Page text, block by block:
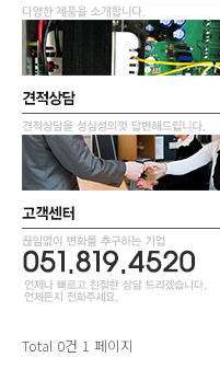
Total 0건 1 페이지